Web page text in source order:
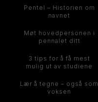
Pentel – Historien om
navnet
Møt hovedpersonen i
pennalet ditt
3 tips for å få mest
mulig ut av studiene
Lær å tegne – også som
voksen